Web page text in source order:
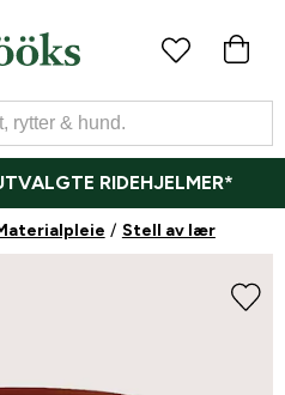
RIDEHJELMER*
Stell av lær